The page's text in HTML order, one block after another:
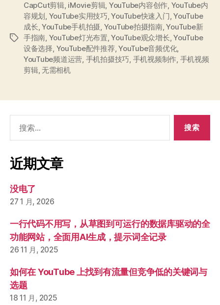
标
CapCut剪辑, iMovie剪辑, YouTube内容创作, YouTube内
容规划 , YouTube实用技巧,YouTube快速入门,YouTube
成长, YouTube手机拍摄, YouTube拍摄指南,YouTube新
手指南, YouTube灯光布置,YouTube观众增长,YouTube
设备选择, YouTube配件推荐,YouTube音频优化,
YouTube频道运营, 手机拍摄技巧, 手机视频制作, 手机视频
剪辑, 无需相机
索：
近期文章
没电了
27 1 月, 2026
一行代码不用写，从草图到可运行的数据库驱动的全
功能网站，全面用AI生成，提示词全记录
26 11 月, 2025
如何在 YouTube 上找到有流量但竞争低的关键词与
选题
18 11 月, 2025